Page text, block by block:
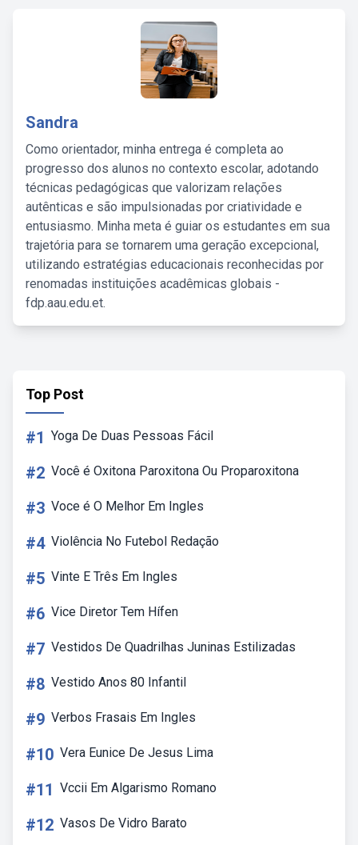
Sandra
Como orientador, minha entrega é completa ao
progresso dos alunos no contexto escolar, adotando
técnicas pedagógicas que valorizam relações
autênticas e são impulsionadas por criatividade e
entusiasmo. Minha meta é guiar os estudantes em sua
trajetória para se tornarem uma geração excepcional,
utilizando estratégias educacionais reconhecidas por
renomadas instituições acadêmicas globais -
fdp.aau.edu.et.
Top Post
#1 Yoga De Duas Pessoas Fácil
#2 Você é Oxitona Paroxitona Ou Proparoxitona
#3 Voce é O Melhor Em Ingles
#4 Violência No Futebol Redação
#5 Vinte E Três Em Ingles
#6 Vice Diretor Tem Hífen
#7 Vestidos De Quadrilhas Juninas Estilizadas
#8 Vestido Anos 80 Infantil
#9 Verbos Frasais Em Ingles
#10 Vera Eunice De Jesus Lima
#11 Vccii Em Algarismo Romano
#12 Vasos De Vidro Barato